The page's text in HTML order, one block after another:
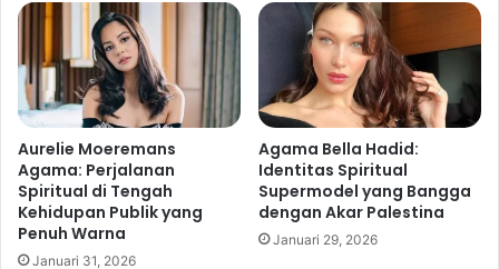
Aurelie Moeremans
Agama: Perjalanan
Spiritual di Tengah
Kehidupan Publik yang
Penuh Warna
Januari 31, 2026
Agama Bella Hadid:
Identitas Spiritual
Supermodel yang Bangga
dengan Akar Palestina
Januari 29, 2026